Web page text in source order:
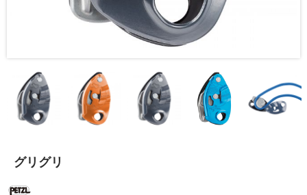
グリグリ